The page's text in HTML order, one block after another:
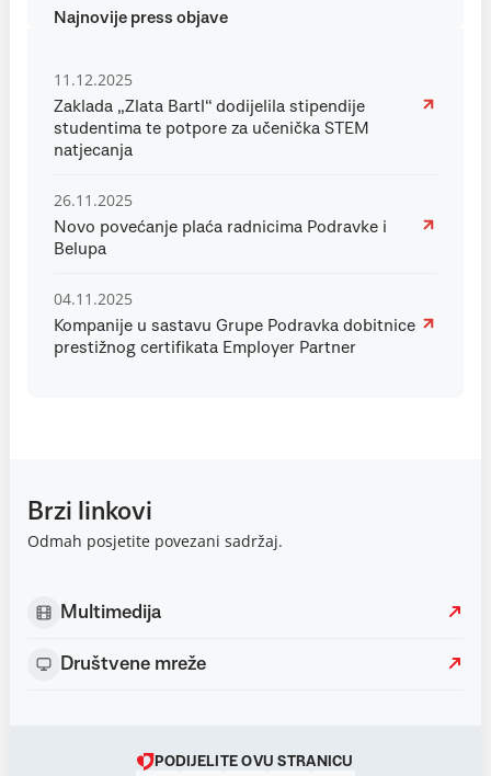
Najnovije press objave
11.12.2025
Zaklada „Zlata Bartl“ dodijelila stipendije
studentima te potpore za učenička STEM
natjecanja
26.11.2025
Novo povećanje plaća radnicima Podravke i
Belupa
04.11.2025
Kompanije u sastavu Grupe Podravka dobitnice
prestižnog certifikata Employer Partner
Brzi linkovi
Odmah posjetite povezani sadržaj.
Multimedija
Društvene mreže
PODIJELITE OVU STRANICU